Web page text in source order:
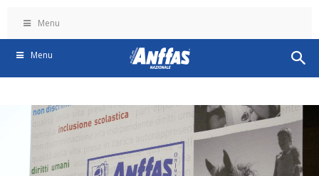
Menu
Menu